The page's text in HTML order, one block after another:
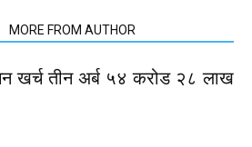
MORE FROM AUTHOR
खर्च तीन अर्ब ५४ करोड २८ लाख